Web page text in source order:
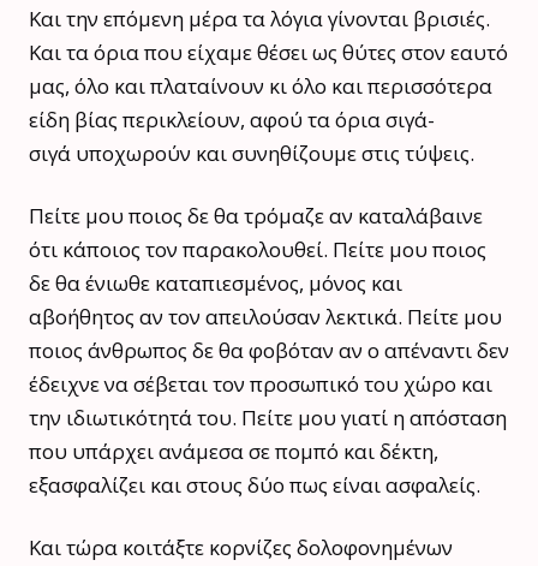
Και την επόμενη μέρα τα λόγια γίνονται βρισιές.
Και τα όρια που είχαμε θέσει ως θύτες στον εαυτό
μας, όλο και πλαταίνουν κι όλο και περισσότερα
είδη βίας περικλείουν, αφού τα όρια σιγά-
σιγά υποχωρούν και συνηθίζουμε στις τύψεις.
Πείτε μου ποιος δε θα τρόμαζε αν καταλάβαινε
ότι κάποιος τον παρακολουθεί. Πείτε μου ποιος
δε θα ένιωθε καταπιεσμένος, μόνος και
αβοήθητος αν τον απειλούσαν λεκτικά. Πείτε μου
ποιος άνθρωπος δε θα φοβόταν αν ο απέναντι δεν
έδειχνε να σέβεται τον προσωπικό του χώρο και
την ιδιωτικότητά του. Πείτε μου γιατί η απόσταση
που υπάρχει ανάμεσα σε πομπό και δέκτη,
εξασφαλίζει και στους δύο πως είναι ασφαλείς.
Και τώρα κοιτάξτε κορνίζες δολοφονημένων